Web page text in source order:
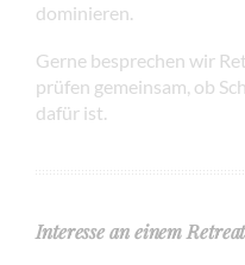
dominieren.
Gerne besprechen wir
prüfen gemeinsam, ob
dafür ist.
Interesse an einem